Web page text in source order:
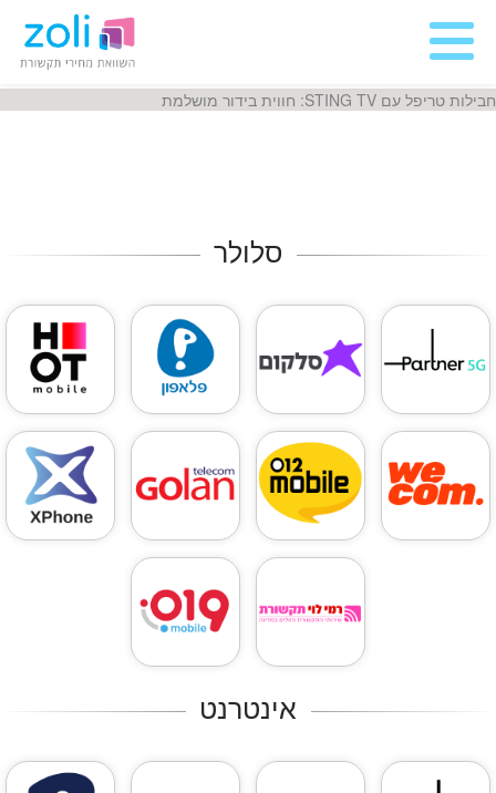
חבילות טריפל עם STING TV: חווית בידור מושלמת